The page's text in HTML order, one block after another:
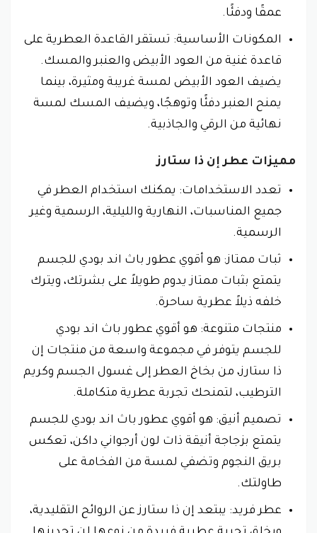
عمقًا ودفئًا.
المكونات الأساسية: تستقر القاعدة العطرية على
قاعدة غنية من العود الأبيض والعنبر والمسك.
يضيف العود الأبيض لمسة غريبة ومثيرة، بينما
يمنح العنبر دفئًا وتوهجًا، ويضيف المسك لمسة
نهائية من الرقي والجاذبية.
مميزات عطر إن ذا ستارز
تعدد الاستخدامات: يمكنك استخدام العطر في
جميع المناسبات، النهارية والليلية، الرسمية وغير
الرسمية.
ثبات ممتاز: هو أقوي عطور باث اند بودي للجسم
يتمتع بثبات ممتاز يدوم طويلاً على بشرتك، ويترك
خلفه ذيلاً عطرية ساحرة.
منتجات متنوعة: هو أقوي عطور باث اند بودي
للجسم يتوفر في مجموعة واسعة من منتجات إن
ذا ستارز، من بخاخ العطر إلى غسول الجسم وكريم
الترطيب، لتمنحك تجربة عطرية متكاملة.
تصميم أنيق: هو أقوي عطور باث اند بودي للجسم
يتمتع بزجاجة أنيقة ذات لون أرجواني داكن، تعكس
بريق النجوم وتضفي لمسة من الفخامة على
طاولتك.
عطر فريد: يبتعد إن ذا ستارز عن الروائح التقليدية،